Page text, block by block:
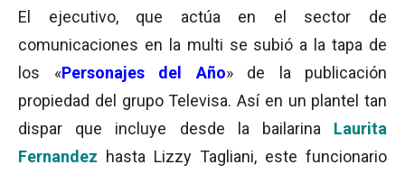
El ejecutivo, que actúa en el sector de
comunicaciones en la multi se subió a la tapa de
los «Personajes del Año» de la publicación
propiedad del grupo Televisa. Así en un plantel tan
dispar que incluye desde la bailarina Laurita
Fernandez hasta Lizzy Tagliani, este funcionario